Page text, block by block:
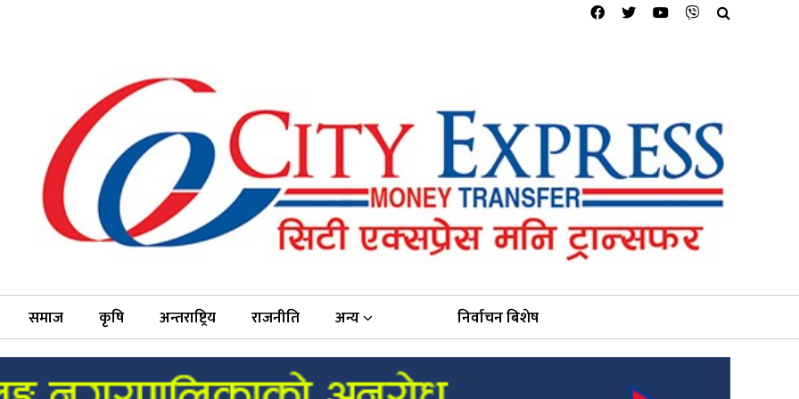
समाज कृषि अन्तराष्ट्रिय राजनीति अन्य निर्वाचन बिशेष